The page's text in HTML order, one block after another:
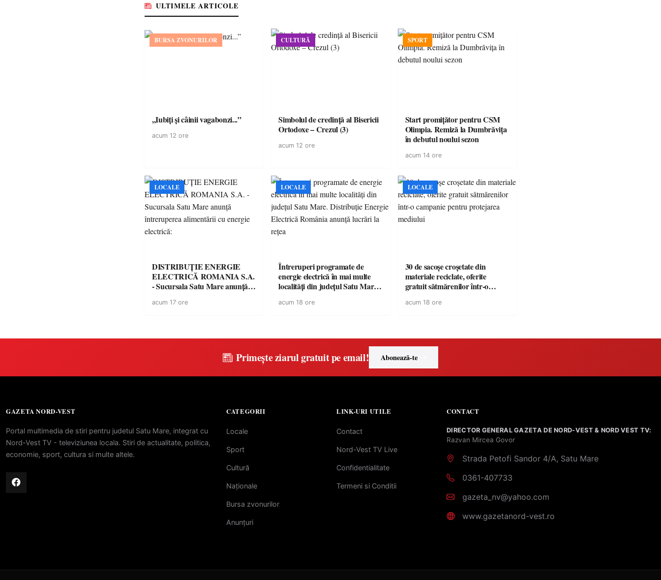
ULTIMELE ARTICOLE
BURSA ZVONURILOR
,,Iubiți și câinii vagabonzi...”
acum 12 ore
CULTURĂ
Simbolul de credinţă al Bisericii
Ortodoxe – Crezul (3)
acum 12 ore
SPORT
Start promițător pentru CSM
Olimpia. Remiză la Dumbrăvița
în debutul noului sezon
acum 14 ore
LOCALE
DISTRIBUȚIE ENERGIE
ELECTRICĂ ROMANIA S.A.
- Sucursala Satu Mare anunţă
energie electrică:
acum 17 ore
LOCALE
Întreruperi programate de
energie electrică în mai multe
localități din județul Satu Mare.
România anunță lucrări la rețea
acum 18 ore
LOCALE
30 de sacoșe croșetate din
materiale reciclate, oferite
gratuit sătmărenilor într-o
mediului
acum 18 ore
Primește ziarul gratuit pe email! Abonează-te
GAZETA NORD-VEST
Portal multimedia de stiri pentru judetul Satu Mare, integrat cu
Nord-Vest TV - televiziunea locala. Stiri de actualitate, politica,
economie, sport, cultura si multe altele.
CATEGORII
Locale
Sport
Cultură
Naționale
Bursa zvonurilor
Anunțuri
LINK-URI UTILE
Contact
Nord-Vest TV Live
Confidentialitate
Termeni si Conditii
CONTACT
DIRECTOR GENERAL GAZETA DE NORD-VEST & NORD VEST TV:
Razvan Mircea Govor
Strada Petofi Sandor 4/A, Satu Mare
0361-407733
gazeta_nv@yahoo.com
www.gazetanord-vest.ro